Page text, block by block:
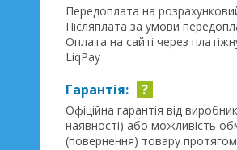
Передоплата на
Післяплата за умови
Оплата на сайті через
LiqPay
Гарантія: ?
Офіційна гарантія від
наявності) або можливість
(повернення) товару протягом